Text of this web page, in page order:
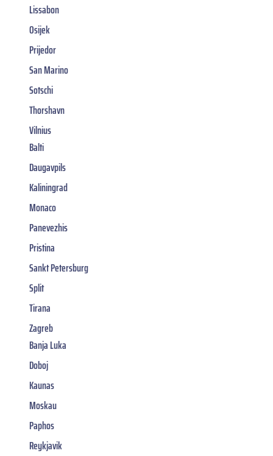
Lissabon
Osijek
Prijedor
San Marino
Sotschi
Thorshavn
Vilnius
Balti
Daugavpils
Kaliningrad
Monaco
Panevezhis
Pristina
Sankt Petersburg
Split
Tirana
Zagreb
Banja Luka
Doboj
Kaunas
Moskau
Paphos
Reykjavik